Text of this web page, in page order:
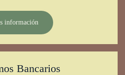
información
Bancarios